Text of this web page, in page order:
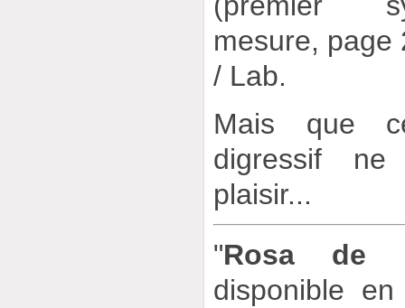
mesure, page
/ Lab.
Mais que
digressif
plaisir...
"Rosa de
disponible